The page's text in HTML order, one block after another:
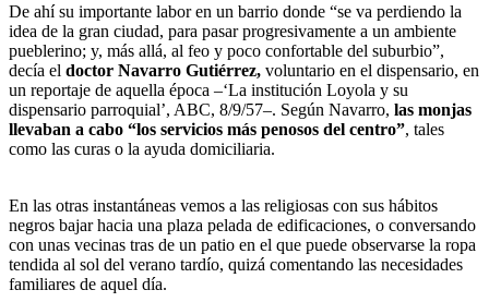
De ahí su importante labor en un barrio donde “se va perdiendo la
idea de la gran ciudad, para pasar progresivamente a un ambiente
pueblerino; y, más allá, al feo y poco confortable del suburbio”,
decía el doctor Navarro Gutiérrez, voluntario en el dispensario, en
un reportaje de aquella época –‘La institución Loyola y su
dispensario parroquial’, ABC, 8/9/57–. Según Navarro, las monjas
llevaban a cabo “los servicios más penosos del centro”, tales
como las curas o la ayuda domiciliaria.
En las otras instantáneas vemos a las religiosas con sus hábitos
negros bajar hacia una plaza pelada de edificaciones, o conversando
con unas vecinas tras de un patio en el que puede observarse la ropa
tendida al sol del verano tardío, quizá comentando las necesidades
familiares de aquel día.